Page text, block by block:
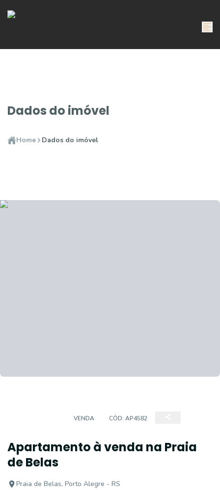
Dados do imóvel
Home Dados do imóvel
VENDA CÓD: AP4582
Apartamento à venda na Praia
de Belas
Praia de Belas, Porto Alegre - RS